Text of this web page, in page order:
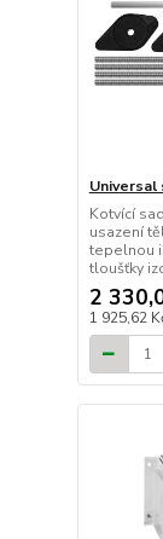
Universal
Kotvící
usazení
tepelnou
tloušťky
2
1 925,62